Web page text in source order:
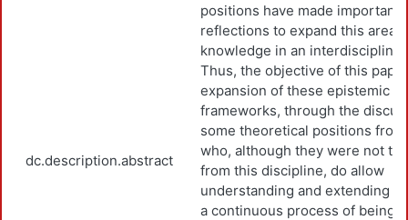
dc.description.abstract
positions have made important
reflections to expand this area
knowledge in an
Thus, the objective of this
expansion of these epistemic
frameworks, through the
some theoretical positions
who, although they were not
from this discipline, do allow
understanding and extending
a continuous process of being.